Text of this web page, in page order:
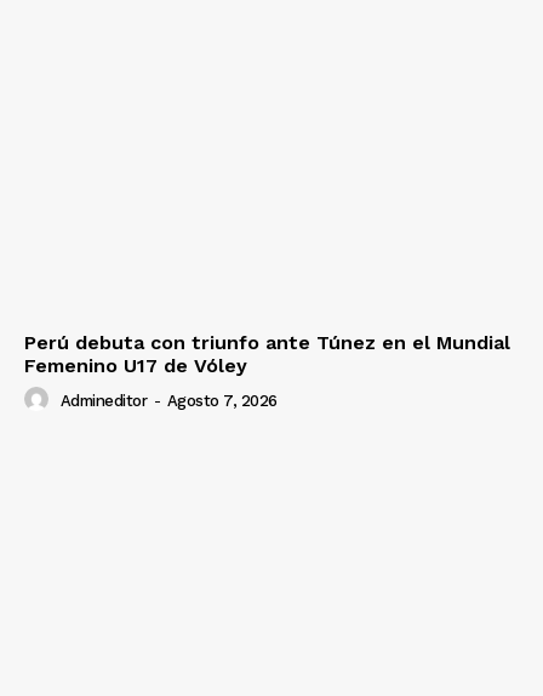
Perú debuta con triunfo ante Túnez en el Mundial
Femenino U17 de Vóley
Admineditor - Agosto 7, 2026